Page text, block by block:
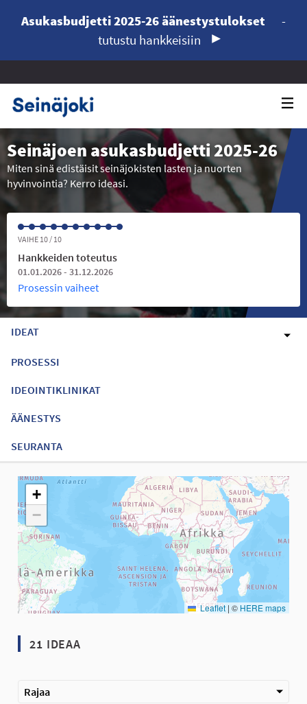
Asukasbudjetti 2025-26 äänestystulokset
-
tutustu hankkeisiin
Seinäjoen asukasbudjetti 2025-26
Miten sinä edistäisit seinäjokisten lasten ja nuorten
hyvinvointia? Kerro ideasi.
VAIHE 10 / 10
Hankkeiden toteutus
01.01.2026 - 31.12.2026
Prosessin vaiheet
IDEAT
PROSESSI
IDEOINTIKLINIKAT
ÄÄNESTYS
SEURANTA
Seuraavassa elementissä on kartta, joka esittää tämän sivun
+
−
Leaflet | © HERE maps
21 IDEAA
Rajaa